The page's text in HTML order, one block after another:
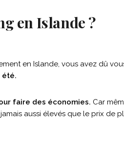
en Islande ?
en Islande, vous avez dû
été.
faire des économies. Car
aussi élevés que le prix de